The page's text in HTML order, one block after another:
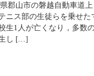
郡山市の磐越自動車道
ニス部の生徒らを乗せた
生1人が亡くなり，多数
し […]